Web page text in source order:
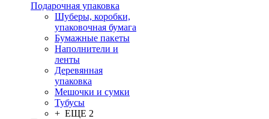
Подарочная упаковка
Шуберы, коробки,
упаковочная бумага
Бумажные пакеты
Наполнители и
ленты
Деревянная
упаковка
Мешочки и сумки
Тубусы
+ ЕЩЕ 2